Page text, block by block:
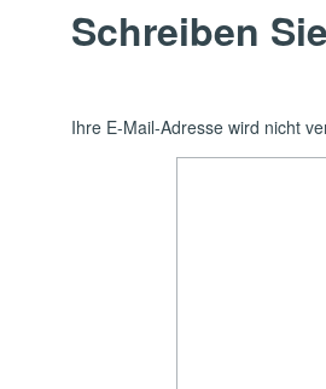
Schreiben
Ihre E-Mail-Adresse wird nicht